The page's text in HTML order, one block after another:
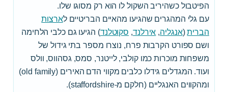
הפיטבול כשהיריב השקול לו הוא רק מסוגו שלו.
עם גלי המהגרים שהגיעו מהאיים הבריטיים לארצות
הברית(אנגליה, אירלנד, סקוטלנד) הגיעו גם כלבי הלחימה
ושם ספורט הקרבות פרח, נוצרו מספר בתי גידול של
משפחות מוכרות כמו קולבי, לייטנר, סמס, גסהווס, וולס
ועוד. המגדלים גידלו כלבים מקווי הדם האירים (old family)
ומהקווים האנגליים (חלקם מ-staffordshire).